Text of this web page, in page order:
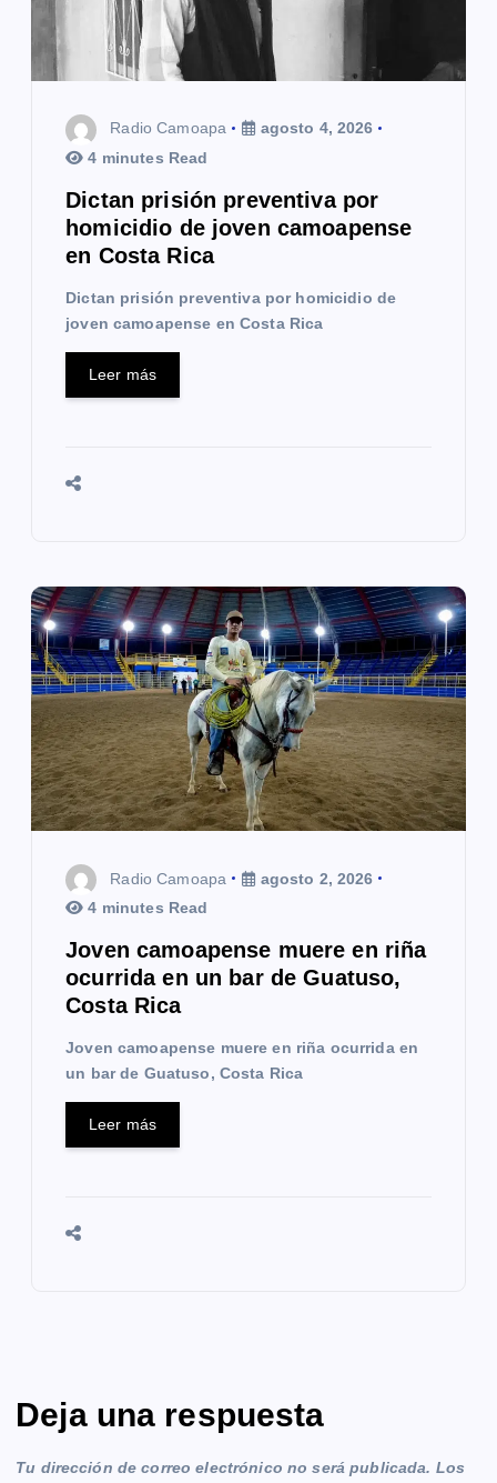
n
Radio Camoapa
agosto 4, 2026
4 minutes Read
Dictan prisión preventiva por
homicidio de joven camoapense
en Costa Rica
Dictan prisión preventiva por homicidio de
joven camoapense en Costa Rica
Leer más
Radio Camoapa
agosto 2, 2026
4 minutes Read
Joven camoapense muere en riña
ocurrida en un bar de Guatuso,
Costa Rica
Joven camoapense muere en riña ocurrida en
un bar de Guatuso, Costa Rica
Leer más
Deja una respuesta
Tu dirección de correo electrónico no será publicada. Los